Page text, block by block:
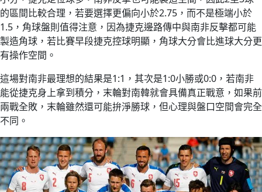
的區間比較合理，若要選擇更偏向小於2.75，而不是極端小於
1.5，角球盤則值得注意，因為捷克邊路傳中與南非反擊都可能
製造角球，若比賽早段捷克控球明顯，角球大分會比進球大分更
有操作空間。
這場對南非最理想的結果是1:1，其次是1:0小勝或0:0，若南非
能從捷克身上拿到積分，末輪對南韓就會具備真正戰意，如果前
兩戰全敗，末輪雖然還可能拚淨勝球，但心理與盤口空間會完全
不同。